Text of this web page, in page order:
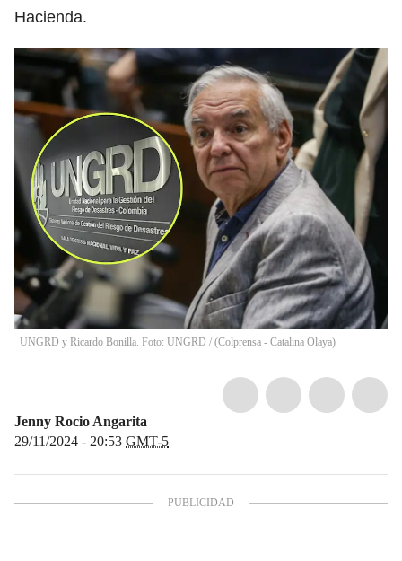
Hacienda.
UNGRD y Ricardo Bonilla. Foto: UNGRD / (Colprensa - Catalina Olaya)
Jenny Rocio Angarita
29/11/2024 - 20:53 GMT-5